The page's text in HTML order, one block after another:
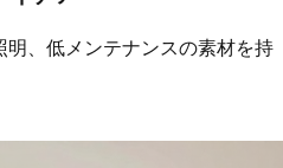
、低メンテナンスの素材を持